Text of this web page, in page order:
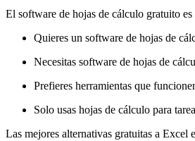
El software de hojas de cálculo gratuito
Quieres un software de hojas de
Necesitas software de hojas de
Prefieres herramientas que
Solo usas hojas de cálculo para
Las mejores alternativas gratuitas a